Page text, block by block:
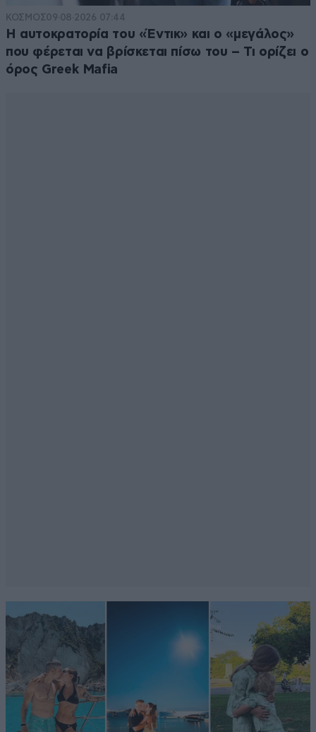
ΚΟΣΜΟΣ09·08·2026 07:44
Η αυτοκρατορία του «Έντικ» και ο «μεγάλος»
που φέρεται να βρίσκεται πίσω του – Τι ορίζει ο
όρος Greek Mafia